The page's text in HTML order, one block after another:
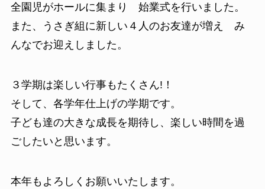
全園児がホールに集まり 始業式を行いました。
また、うさぎ組に新しい４人のお友達が増え み
んなでお迎えしました。
３学期は楽しい行事もたくさん!！
そして、各学年仕上げの学期です。
子ども達の大きな成長を期待し、楽しい時間を過
ごしたいと思います。
本年もよろしくお願いいたします。